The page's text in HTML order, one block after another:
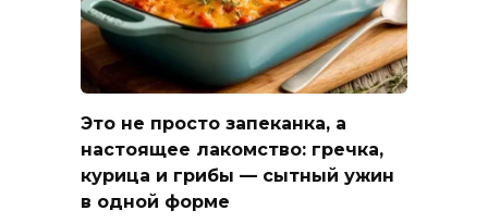
Это не просто запеканка, а
настоящее лакомство: гречка,
курица и грибы — сытный ужин
в одной форме